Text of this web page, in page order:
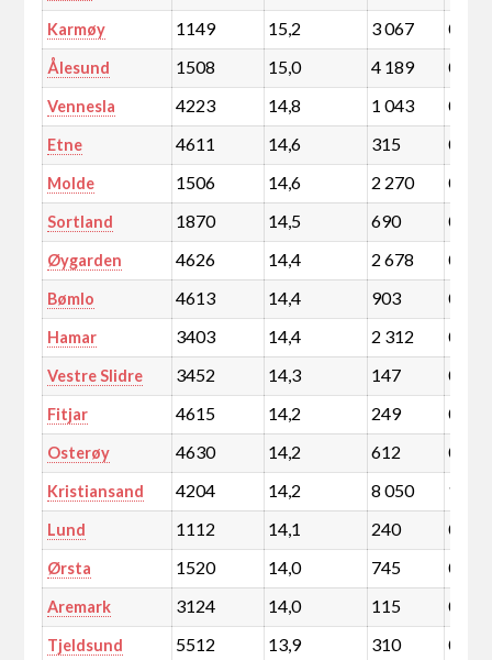
Karmøy 1149 15,2 3 067 0,5
Ålesund 1508 15,0 4 189 0,7
Vennesla 4223 14,8 1 043 0,2
Etne 4611 14,6 315 0,1
Molde 1506 14,6 2 270 0,4
Sortland 1870 14,5 690 0,1
Øygarden 4626 14,4 2 678 0,5
Bømlo 4613 14,4 903 0,2
Hamar 3403 14,4 2 312 0,4
Vestre Slidre 3452 14,3 147 0,0
Fitjar 4615 14,2 249 0,0
Osterøy 4630 14,2 612 0,1
Kristiansand 4204 14,2 8 050 1,4
Lund 1112 14,1 240 0,0
Ørsta 1520 14,0 745 0,1
Aremark 3124 14,0 115 0,0
Tjeldsund 5512 13,9 310 0,1